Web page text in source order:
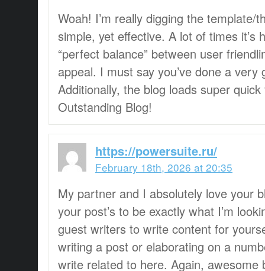
Woah! I’m really digging the template/
simple, yet effective. A lot of times it’s
“perfect balance” between user
appeal. I must say you’ve done a very
Additionally, the blog loads super
Outstanding Blog!
https://powersuite.ru/
February 18th, 2026 at 20:35
My partner and I absolutely love your
your post’s to be exactly what I’m
guest writers to write content for
writing a post or elaborating on a
write related to here. Again, awesome